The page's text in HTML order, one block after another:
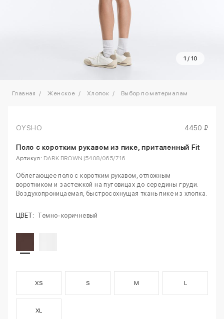
1 / 10
Главная Женское Хлопок Выбор по материалам
OYSHO 4450 ₽
Поло с коротким рукавом из пике, приталенный Fit
Артикул: DARK BROWN|5408/065/716
Облегающее поло с коротким рукавом, отложным
воротником и застежкой на пуговицах до середины груди.
Воздухопроницаемая, быстросохнущая ткань пике из хлопка.
ЦВЕТ: Темно-коричневый
XS S M L
XL